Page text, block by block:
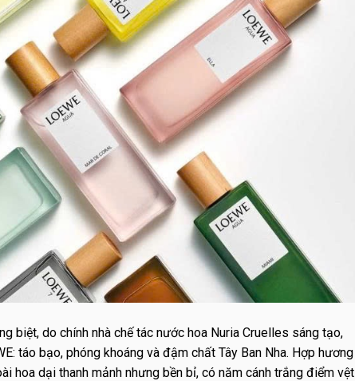
biệt, do chính nhà chế tác nước hoa Nuria Cruelles sáng tạo,
táo bạo, phóng khoáng và đậm chất Tây Ban Nha. Hợp hương
hoa dại thanh mảnh nhưng bền bỉ, có năm cánh trắng điểm vệt